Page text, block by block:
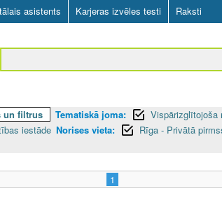
asistents Karjeras izvēles testi Raksti
un filtrus Tematiskā joma: Vispārizglītojoša
iestāde Norises vieta:
Rīga - Privātā
1